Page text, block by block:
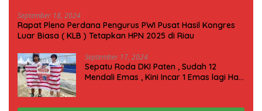
September 18, 2024
Rapat Pleno Perdana Pengurus PWI Pusat Hasil Kongres
Luar Biasa ( KLB ) Tetapkan HPN 2025 di Riau
September 17, 2024
Sepatu Roda DKI Paten , Sudah 12
Mendali Emas , Kini Incar 1 Emas lagi Hari